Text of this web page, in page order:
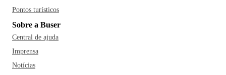
Pontos turísticos
Sobre a Buser
Central de ajuda
Imprensa
Notícias